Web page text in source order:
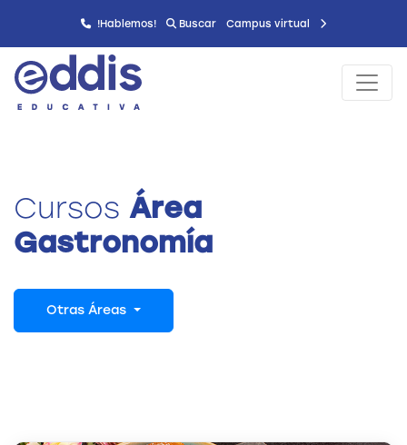
!Hablemos! Buscar Campus virtual
Cursos Área
Gastronomía
Otras Áreas